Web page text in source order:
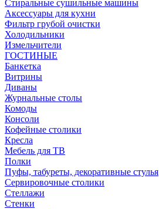
Стиральные сушильные машины
Аксессуары для кухни
Фильтр грубой очистки
Холодильники
Измельчители
ГОСТИНЫЕ
Банкетка
Витрины
Диваны
Журнальные столы
Комоды
Консоли
Кофейные столики
Кресла
Мебель для ТВ
Полки
Пуфы, табуреты, декоративные стулья
Сервировочные столики
Стеллажи
Стенки